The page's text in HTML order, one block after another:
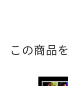
この商品